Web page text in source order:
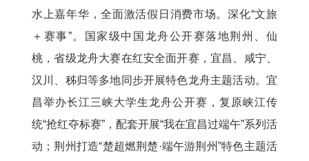
水上嘉年华，全面激活假日消费市场。深化“文旅
＋赛事”。国家级中国龙舟公开赛落地荆州、仙
桃，省级龙舟大赛在红安全面开赛，宜昌、咸宁、
汉川、秭归等多地同步开展特色龙舟主题活动。宜
昌举办长江三峡大学生龙舟公开赛，复原峡江传
统“抢红夺标赛”，配套开展“我在宜昌过端午”系列活
动；荆州打造“楚超燃荆楚·端午游荆州”特色主题活